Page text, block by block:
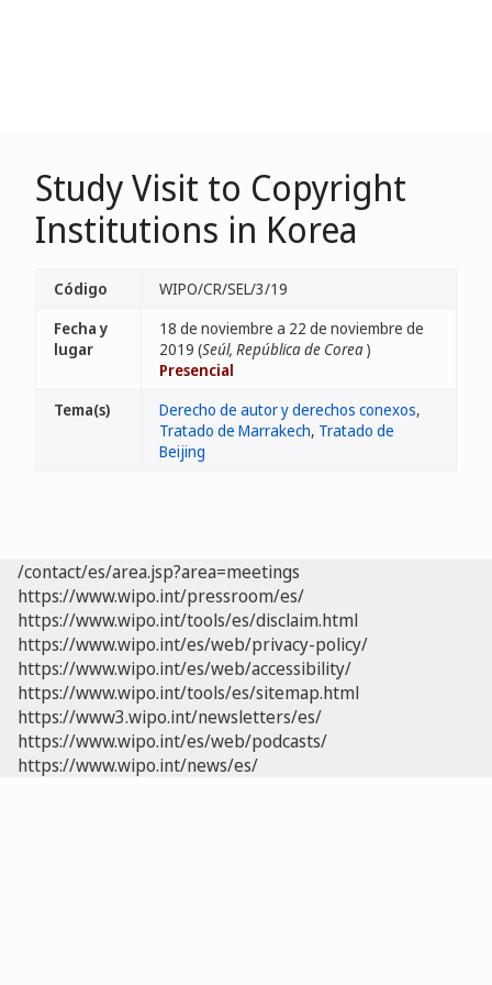
Study Visit to Copyright
Institutions in Korea
Código
WIPO/CR/SEL/3/19
Fecha y
lugar
18 de noviembre a 22 de noviembre de
2019 (Seúl, República de Corea)
Presencial
Tema(s)
Derecho de autor y derechos conexos,
Tratado de Marrakech, Tratado de
Beijing
/contact/es/area.jsp?area=meetings
https://www.wipo.int/pressroom/es/
https://www.wipo.int/tools/es/disclaim.html
https://www.wipo.int/es/web/privacy-policy/
https://www.wipo.int/es/web/accessibility/
https://www.wipo.int/tools/es/sitemap.html
https://www3.wipo.int/newsletters/es/
https://www.wipo.int/es/web/podcasts/
https://www.wipo.int/news/es/